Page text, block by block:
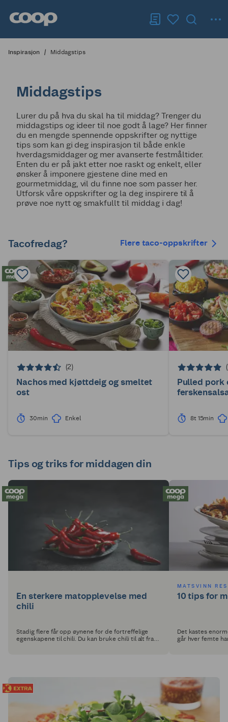
Inspirasjon Middagstips
Middagstips
Lurer du på hva du skal ha til middag? Trenger du
middagstips og ideer til noe godt å lage? Her finner
du en mengde spennende oppskrifter og nyttige
tips som kan gi deg inspirasjon til både enkle
hverdagsmiddager og mer avanserte festmåltider.
Enten du er på jakt etter noe raskt og enkelt, eller
ønsker å imponere gjestene dine med en
gourmetmiddag, vil du finne noe som passer her.
Utforsk våre oppskrifter og la deg inspirere til å
prøve noe nytt og smakfullt til middag i dag!
Tacofredag? Flere taco-oppskrifter
(2)
Nachos med kjøttdeig og smeltet
ost
30min Enkel
Pulled pork
8t 15min
Tips og triks for middagen din
En sterkere matopplevelse med
chili
Stadig flere får opp øynene for de fortreffelige
egenskapene til chili. Du kan bruke chili til alt fra
MATSVINN
10 tips for
Det kastes
går hver femte